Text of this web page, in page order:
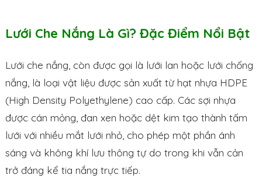
Lưới Che Nắng Là Gì? Đặc Điểm Nổi Bật
Lưới che nắng, còn được gọi là lưới lan hoặc lưới chống
nắng, là loại vật liệu được sản xuất từ hạt nhựa HDPE
(High Density Polyethylene) cao cấp. Các sợi nhựa
được cán mỏng, đan xen hoặc dệt kim tạo thành tấm
lưới với nhiều mắt lưới nhỏ, cho phép một phần ánh
sáng và không khí lưu thông tự do trong khi vẫn cản
trở đáng kể tia nắng trực tiếp.